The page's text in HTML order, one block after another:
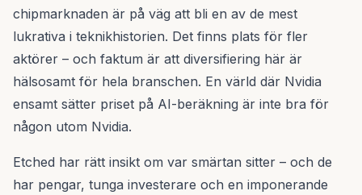
chipmarknaden är på väg att bli en av de mest
lukrativa i teknikhistorien. Det finns plats för fler
aktörer – och faktum är att diversifiering här är
hälsosamt för hela branschen. En värld där Nvidia
ensamt sätter priset på AI-beräkning är inte bra för
någon utom Nvidia.
Etched har rätt insikt om var smärtan sitter – och de
har pengar, tunga investerare och en imponerande